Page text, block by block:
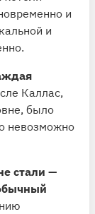
и
и
Каллас,
было
невозможно
стали —